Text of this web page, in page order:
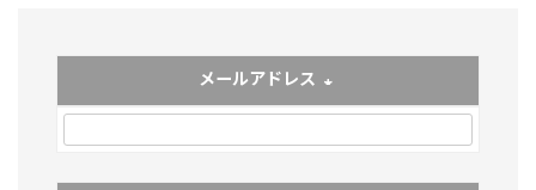
メールアドレス
(必須)